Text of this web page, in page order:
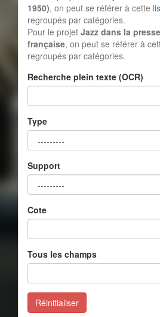
1950), on peut se référer à cette
regroupés par catégories.
Pour le projet Jazz dans la
française, on peut se référer à
regroupés par catégories.
Recherche plein texte (OCR)
Type
Support
Cote
Tous les champs
Réinitialiser